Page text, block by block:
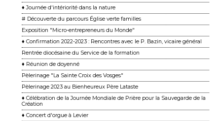
♦ Journée d'intériorité dans la nature
# Découverte du parcours Église verte familles
Exposition "Micro-entrepreneurs du Monde"
♦ Confirmation 2022-2023 : Rencontres avec le P. Bazin, vicaire général
Rentrée diocésaine du Service de la formation
♦ Réunion de doyenné
Pèlerinage "La Sainte Croix des Vosges"
Pèlerinage 2023 au Bienheureux Père Lataste
♦ Célébration de la Journée Mondiale de Prière pour la Sauvegarde de la
Création
♦ Concert d'orgue à Levier